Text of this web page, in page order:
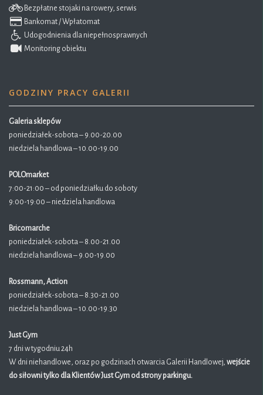
Bezpłatne stojaki na rowery, serwis
Bankomat / Wpłatomat
Udogodnienia dla niepełnosprawnych
Monitoring obiektu
GODZINY PRACY GALERII
Galeria sklepów
poniedziałek-sobota – 9.00-20.00
niedziela handlowa – 10.00-19.00
POLOmarket
7:00-21:00 – od poniedziałku do soboty
9:00-19:00 – niedziela handlowa
Bricomarche
poniedziałek-sobota – 8.00-21.00
niedziela handlowa – 9.00-19.00
Rossmann, Action
poniedziałek-sobota – 8.30-21.00
niedziela handlowa – 10.00-19.30
Just Gym
7 dni w tygodniu 24h
W dni niehandlowe, oraz po godzinach otwarcia Galerii Handlowej, wejście
do siłowni tylko dla Klientów Just Gym od strony parkingu.